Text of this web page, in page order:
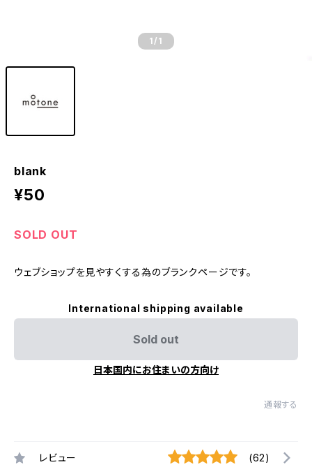
1 /1
blank
¥50
SOLD OUT
ウェブショップを見やすくする為のブランクページです。
International shipping available
Sold out
日本国内にお住まいの方向け
通報する
レビュー (62)